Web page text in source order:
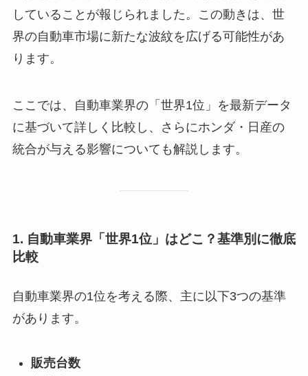
していることが報じられました。この動きは、世
界の自動車市場に新たな波紋を広げる可能性があ
ります。
ここでは、自動車業界の「世界1位」を最新データ
に基づいて詳しく比較し、さらにホンダ・日産の
統合が与える影響についても解説します。
1. 自動車業界「世界1位」はどこ？基準別に徹底
比較
自動車業界の1位を考える際、主に以下3つの基準
があります。
販売台数